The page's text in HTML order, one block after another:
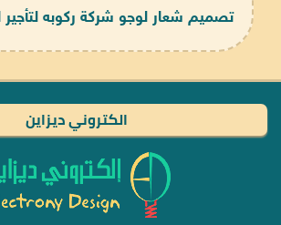
تصميم شعار لوجو شركة ركوبه لتأجير
الكتروني ديزاين